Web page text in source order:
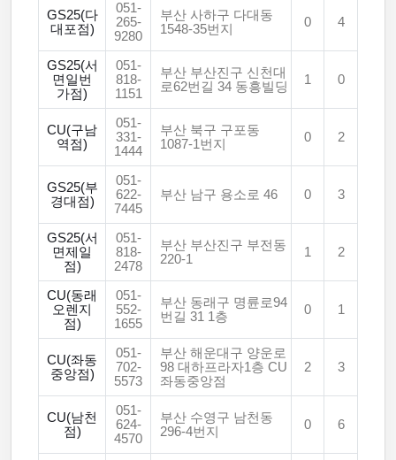
GS25(다
대포점)
051-
265-
9280
부산 사하구 다대동
1548-35번지
0 4
GS25(서
면일번
가점)
051-
818-
1151
부산 부산진구 신천대
로62번길 34 동흥빌딩
1 0
CU(구남
역점)
051-
331-
1444
부산 북구 구포동
1087-1번지
0 2
GS25(부
경대점)
051-
622-
7445
부산 남구 용소로 46 0 3
GS25(서
면제일
점)
051-
818-
2478
부산 부산진구 부전동
220-1
1 2
CU(동래
오렌지
점)
051-
552-
1655
부산 동래구 명륜로94
번길 31 1층
0 1
CU(좌동
중앙점)
051-
702-
5573
부산 해운대구 양운로
98 대하프라자1층 CU
좌동중앙점
2 3
CU(남천
점)
051-
624-
4570
부산 수영구 남천동
296-4번지
0 6